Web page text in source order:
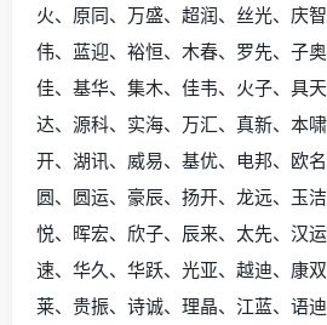
火、原同、万盛、超润、丝光、庆
伟、蓝迎、裕恒、木春、罗先、子
佳、基华、集木、佳韦、火子、具
达、源科、实海、万汇、真新、本
开、湖讯、威易、基优、电邦、欧
圆、圆运、豪辰、扬开、龙远、玉
悦、晖宏、欣子、辰来、太先、汉
速、华久、华跃、光亚、越迪、康
莱、贵振、诗诚、理晶、江蓝、语